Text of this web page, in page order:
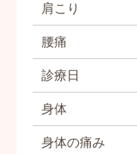
肩こり
腰痛
診療日
身体
身体の痛み